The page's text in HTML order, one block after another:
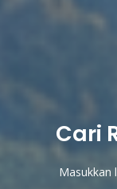
Cari
Masukkan